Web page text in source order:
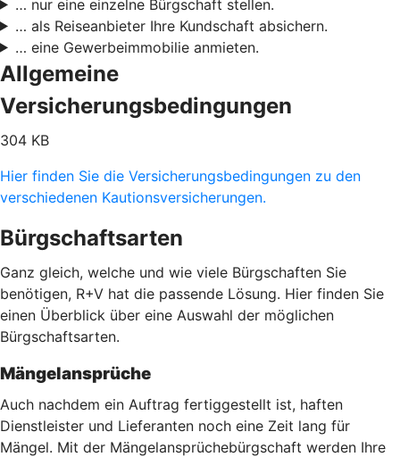
… nur eine einzelne Bürgschaft stellen.
… als Reiseanbieter Ihre Kundschaft absichern.
… eine Gewerbeimmobilie anmieten.
Allgemeine
Versicherungsbedingungen
304 KB
Hier finden Sie die Versicherungsbedingungen zu den
verschiedenen Kautionsversicherungen.
Bürgschaftsarten
Ganz gleich, welche und wie viele Bürgschaften Sie
benötigen, R+V hat die passende Lösung. Hier finden Sie
einen Überblick über eine Auswahl der möglichen
Bürgschaftsarten.
Mängelansprüche
Auch nachdem ein Auftrag fertiggestellt ist, haften
Dienstleister und Lieferanten noch eine Zeit lang für
Mängel. Mit der Mängelansprüchebürgschaft werden Ihre